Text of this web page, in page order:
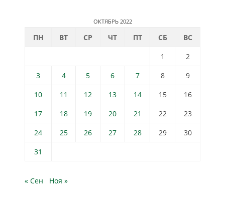
ОКТЯБРЬ 2022
ПН ВТ СР ЧТ ПТ СБ
ВС
1
2
3
4 5 6 7 8
9
10
11 12 13 14 15
16
17
18 19 20 21 22
23
24
25 26 27 28 29
30
31
« Сен Ноя »